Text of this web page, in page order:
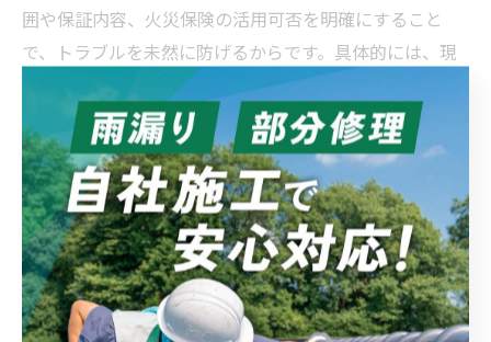
囲や保証内容、火災保険の活用可否を明確にすること
で、トラブルを未然に防げるからです。具体的には、現
地調査の実施、見積内容の詳細説明、アフターサービス
の有無を確認しましょう。これらの対策ポイントを徹底
することで、納得のいくリフォームを実現できます。
埼玉県の屋根雨漏り最新リフォーム事例
埼玉県では、近年の異常気象や老朽化による屋根雨漏り
のリフォーム事例が増加しています。なぜなら、屋根の
劣化が進行しやすい地域特性があり、早期対応が求めら